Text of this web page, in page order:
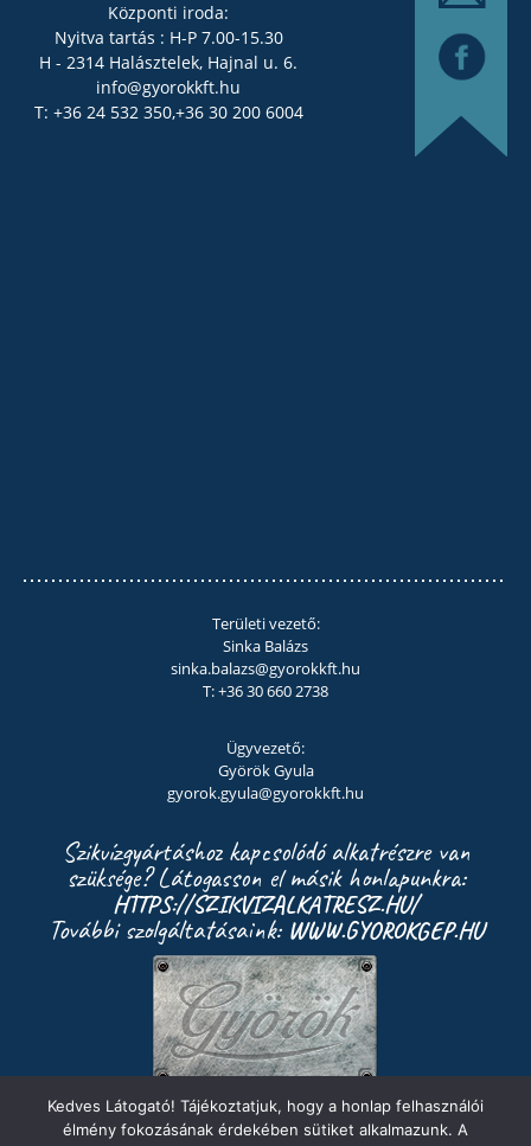
Központi iroda:
Nyitva tartás : H-P 7.00-15.30
H - 2314 Halásztelek, Hajnal u. 6.
info@gyorokkft.hu
T: +36 24 532 350,+36 30 200 6004
Területi vezető:
Sinka Balázs
sinka.balazs@gyorokkft.hu
T: +36 30 660 2738
Ügyvezető:
Györök Gyula
gyorok.gyula@gyorokkft.hu
Szikvízgyártáshoz kapcsolódó alkatrészre van
szüksége? Látogasson el másik honlapunkra:
HTTPS://SZIKVIZALKATRESZ.HU/
További szolgáltatásaink: WWW.GYOROKGEP.HU
Kedves Látogató! Tájékoztatjuk, hogy a honlap felhasználói
élmény fokozásának érdekében sütiket alkalmazunk. A